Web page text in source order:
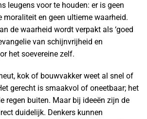
leugens voor te houden: er is geen
moraliteit en geen ultieme waarheid.
de waarheid wordt verpakt als ‘goed
van schijnvrijheid en
het soevereine zelf.
kok of bouwvakker weet al snel of
gerecht is smaakvol of oneetbaar; het
regen buiten. Maar bij ideeën zijn de
duidelijk. Denkers kunnen